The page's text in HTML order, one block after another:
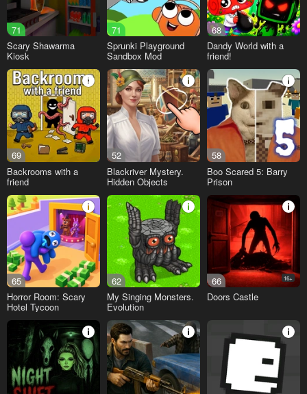
71
Scary Shawarma
Kiosk
71
Sprunki Playground
Sandbox Mod
68
Dandy World with a
friend!
69
Backrooms with a
friend
52
Blackriver Mystery.
Hidden Objects
58
Boo Scared 5: Barry
Prison
65
Horror Room: Scary
Hotel Tycoon
62
My Singing Monsters.
Evolution
66 16+
Doors Castle